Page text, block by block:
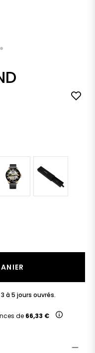
à 5 jours ouvrés.
de 66,33 €